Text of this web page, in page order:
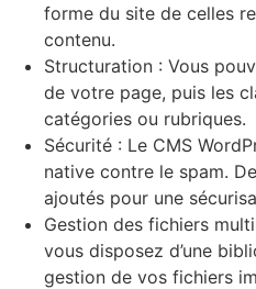
forme du site de celles
contenu.
Structuration : Vous
de votre page, puis les
catégories ou rubriques.
Sécurité : Le CMS
native contre le spam.
ajoutés pour une
Gestion des fichiers
vous disposez d’une
gestion de vos fichiers